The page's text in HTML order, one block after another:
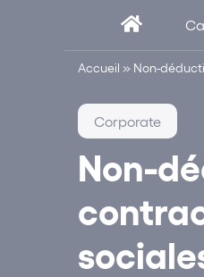
Accueil » Non-
Non-
Corporate